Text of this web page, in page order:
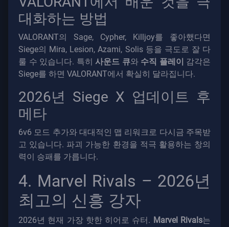
대화하는 방법
VALORANT의 Sage, Cypher, Killjoy를 좋아했다면
Siege의 Mira, Lesion, Azami, Solis 등을 극도로 잘 다
룰 수 있습니다. 특히 사운드 큐와 수직 플레이 감각은
Siege를 하면 VALORANT에서 확실히 달라집니다.
2026년 Siege X 업데이트 후
메타
6v6 모드 추가와 대대적인 맵 리워크로 다시금 주목받
고 있습니다. 파괴 가능한 환경을 적극 활용하는 창의
력이 승패를 가릅니다.
4. Marvel Rivals – 2026년
최고의 신흥 강자
2026년 현재 가장 핫한 히어로 슈터. Marvel Rivals는